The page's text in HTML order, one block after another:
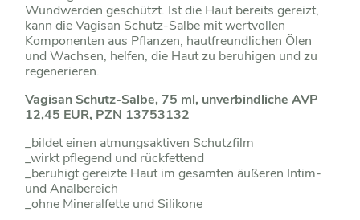
Wundwerden geschützt. Ist die Haut bereits gereizt,
kann die Vagisan Schutz-Salbe mit wertvollen
Komponenten aus Pflanzen, hautfreundlichen Ölen
und Wachsen, helfen, die Haut zu beruhigen und zu
regenerieren.
Vagisan Schutz-Salbe, 75 ml, unverbindliche AVP
12,45 EUR, PZN 13753132
_bildet einen atmungsaktiven Schutzfilm
_wirkt pflegend und rückfettend
_beruhigt gereizte Haut im gesamten äußeren Intim-
und Analbereich
_ohne Mineralfette und Silikone